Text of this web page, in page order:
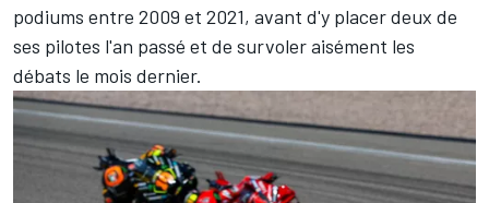
podiums entre 2009 et 2021, avant d'y placer deux de
ses pilotes l'an passé et de survoler aisément les
débats le mois dernier.